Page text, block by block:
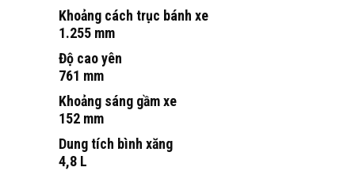
Khoảng cách trục bánh xe
1.255 mm
Độ cao yên
761 mm
Khoảng sáng gầm xe
152 mm
Dung tích bình xăng
4,8 L